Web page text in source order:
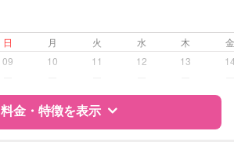
子育て経験
対応可否は個別に相談
日 月 火 水 木
09 10 11 12 13
料金・特徴を表示